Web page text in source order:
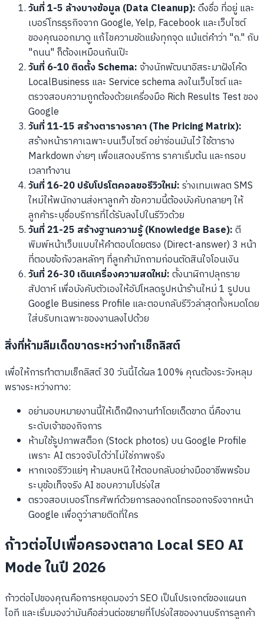
วันที่ 1-5 ล้างบางข้อมูล (Data Cleanup):ดึงชื่อ ที่อยู่ และ
เบอร์โทรธุรกิจจาก Google, Yelp, Facebook และเว็บไซต์
ของคุณออกมาดู แก้ไขความขัดแย้งทุกจุด แม้แต่คำว่า "ถ." กับ
"ถนน" ก็ต้องเหมือนกันเป๊ะ
วันที่ 6-10 ติดตั้ง Schema:จ้างนักพัฒนาอิสระมาฝังโค้ด
LocalBusiness และ Service schema ลงในเว็บไซต์ และ
ตรวจสอบความถูกต้องด้วยเครื่องมือ Rich Results Test ของ
Google
วันที่ 11-15 สร้างตารางราคา (The Pricing Matrix):
สร้างหน้าราคาเฉพาะบนเว็บไซต์ อย่าซ่อนมันไว้ ใช้ตาราง
Markdown ง่ายๆ เพื่อแสดงบริการ ราคาเริ่มต้น และกรอบ
เวลาทำงาน
วันที่ 16-20 ปรับโปรโตคอลขอรีวิวใหม่:ร่างเทมเพลต SMS
ใหม่ให้พนักงานส่งหาลูกค้า ข้อความนี้ต้องบังคับกลายๆ ให้
ลูกค้าระบุชื่อบริการที่ได้รับลงไปในรีวิวด้วย
วันที่ 21-25 สร้างฐานความรู้ (Knowledge Base):ตี
พิมพ์หน้าเว็บแบบให้คำตอบโดยตรง (Direct-answer) 3 หน้า
ที่ตอบข้อกังวลหลักๆ ที่ลูกค้ามักถามก่อนตัดสินใจโอนเงิน
วันที่ 26-30 เดินเครื่องความสดใหม่:ตั้งนาฬิกาปลุกราย
สัปดาห์ เพื่อบังคับตัวเองให้อัปโหลดรูปหน้าร้านใหม่ 1 รูปบน
Google Business Profile และตอบกลับรีวิวล่าสุดทั้งหมดโดย
ใส่บริบทเฉพาะของงานลงไปด้วย
สิ่งที่ห้ามลืมเด็ดขาดระหว่างทำเช็กลิสต์
เพื่อให้การทำตามเช็กลิสต์ 30 วันนี้ได้ผล 100% คุณต้องระวังหลุม
พรางระหว่างทาง:
อย่ามอบหมายงานนี้ให้เด็กฝึกงานทำโดยเด็ดขาด นี่คืองาน
ระดับเจ้าของกิจการ
ห้ามใช้รูปภาพสต็อก (Stock photos) บน Google Profile
เพราะ AI ตรวจจับได้ว่าไม่ใช่ภาพจริง
หากเจอรีวิวแย่ๆ ห้ามลบหนี ให้ตอบกลับอย่างมืออาชีพพร้อม
ระบุข้อเท็จจริง AI ชอบความโปร่งใส
ตรวจสอบเบอร์โทรศัพท์ด้วยการลองกดโทรออกจริงจากหน้า
Google เพื่อดูว่าสายติดที่ใคร
ก้าวต่อไปเพื่อครองตลาด Local SEO AI
Mode ในปี 2026
ก้าวต่อไปของคุณคือการหยุดมองว่า SEO เป็นโปรเจกต์ของแผนก
ไอที และเริ่มมองว่ามันคือส่วนต่อขยายที่โปร่งใสของงานบริการลูกค้า